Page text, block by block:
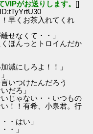
VIPがお送りします。 []
早くお茶入れてくれ
せなくて・・」
ほんっとトロイんだか
減にしろよ！！」
いつけたんだろう
だろ」
じゃない・・いつもの
！！有希、小泉君。行
・はい」
・」